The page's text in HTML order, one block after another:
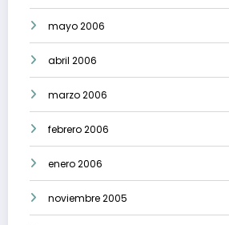
mayo 2006
abril 2006
marzo 2006
febrero 2006
enero 2006
noviembre 2005